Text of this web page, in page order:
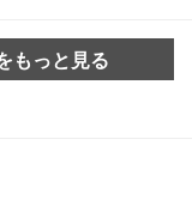
もっと見る